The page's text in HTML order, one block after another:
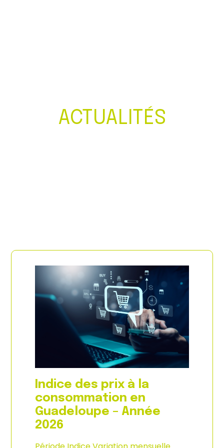
ACTUALITÉS
Indice des prix à la
consommation en
Guadeloupe – Année
2026